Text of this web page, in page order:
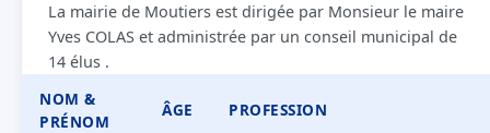
La mairie de Moutiers est dirigée par Monsieur le maire
Yves COLAS et administrée par un conseil municipal de
14 élus .
NOM &
PRÉNOM
ÂGE PROFESSION